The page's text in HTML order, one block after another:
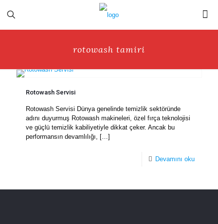
rotowash tamiri
Rotowash Servisi
Rotowash Servisi Dünya genelinde temizlik sektöründe
adını duyurmuş Rotowash makineleri, özel fırça teknolojisi
ve güçlü temizlik kabiliyetiyle dikkat çeker. Ancak bu
performansın devamlılığı, […]
Devamını oku